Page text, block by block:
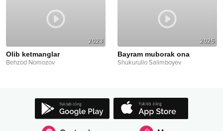
2023
Olib ketmanglar
Behzod Nomozov
2025
Bayram muborak ona
Shukurullo Salimboyev